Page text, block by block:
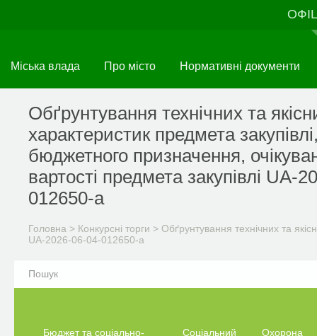
Міська влада Про місто Нормативні документи
Обґрунтування технічних та
характеристик предмета
бюджетного призначення,
вартості предмета закупівлі UA-
012650-a
Головна > Конкурсні торги > Обґрунтування технічних та
UA-2026-06-04-012650-a
Бюджет та соціально-
Соціальний
Охорона